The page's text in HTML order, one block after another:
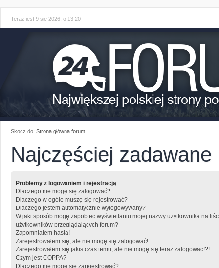
Teraz jest 9 sie 2026, o 13:20
Skocz do: Strona główna forum
Najczęściej zadawane
Problemy z logowaniem i rejestracją
Dlaczego nie mogę się zalogować?
Dlaczego w ogóle muszę się rejestrować?
Dlaczego jestem automatycznie wylogowywany?
W jaki sposób mogę zapobiec wyświetlaniu mojej nazwy użytkownika na
użytkowników przeglądających forum?
Zapomniałem hasła!
Zarejestrowałem się, ale nie mogę się zalogować!
Zarejestrowałem się jakiś czas temu, ale nie mogę się teraz zalogować!?!
Czym jest COPPA?
Dlaczego nie mogę się zarejestrować?